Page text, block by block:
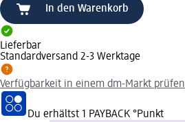
In den Warenkorb
Lieferbar
Standardversand 2-3 Werktage
Verfügbarkeit in einem dm-Markt prüfen
Du erhältst 1 PAYBACK °Punkt